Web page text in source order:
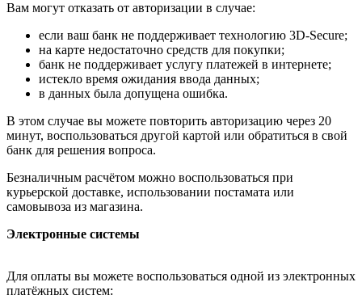
Вам могут отказать от авторизации в случае:
если ваш банк не поддерживает технологию 3D-Secure;
на карте недостаточно средств для покупки;
банк не поддерживает услугу платежей в интернете;
истекло время ожидания ввода данных;
в данных была допущена ошибка.
В этом случае вы можете повторить авторизацию через 20
минут, воспользоваться другой картой или обратиться в свой
банк для решения вопроса.
Безналичным расчётом можно воспользоваться при
курьерской доставке, использовании постамата или
самовывоза из магазина.
Электронные системы
Для оплаты вы можете воспользоваться одной из электронных
платёжных систем: